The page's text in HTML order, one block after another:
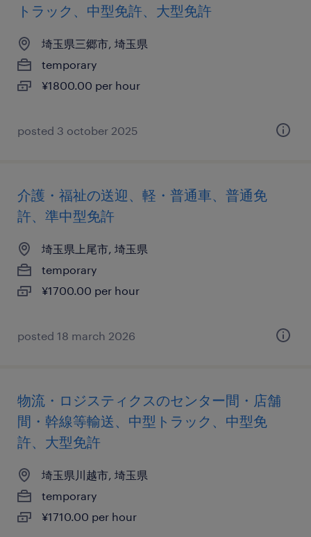
トラック、中型免許、大型免許
埼玉県三郷市, 埼玉県
temporary
¥1800.00 per hour
posted 3 october 2025
介護・福祉の送迎、軽・普通車、普通免
許、準中型免許
埼玉県上尾市, 埼玉県
temporary
¥1700.00 per hour
posted 18 march 2026
物流・ロジスティクスのセンター間・店舗
間・幹線等輸送、中型トラック、中型免
許、大型免許
埼玉県川越市, 埼玉県
temporary
¥1710.00 per hour